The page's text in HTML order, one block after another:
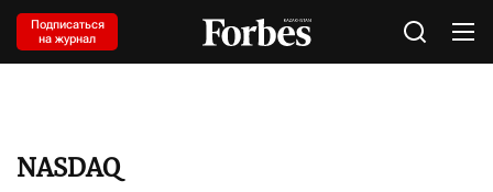
Подписаться
на журнал
NASDAQ